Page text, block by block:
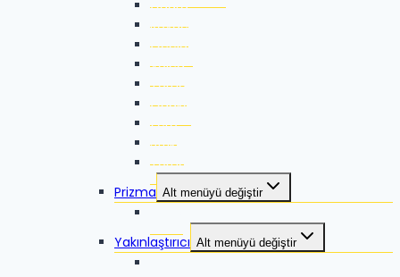
Guard
Rovac
Ocelot
Volca
Torna
Quake
Zero
Strike
Torna 2
Prizma Alt menüyü değiştir
Yakınlaştırıcı Alt menüyü değiştir